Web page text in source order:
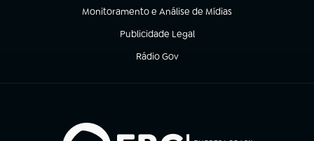
Monitoramento e Análise de Mídias
(abre em nova aba)
Publicidade Legal
(abre em nova aba)
Rádio Gov
(abre em nova aba)